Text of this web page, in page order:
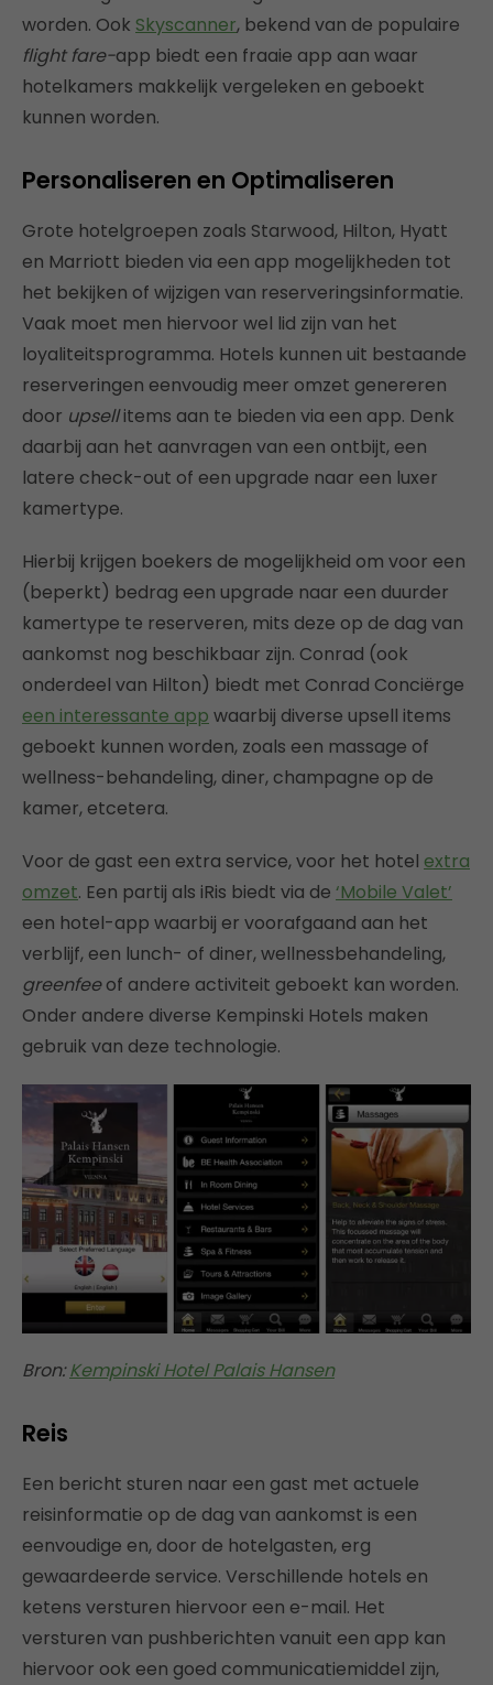
worden. Ook Skyscanner, bekend van de populaire
flight fare-app biedt een fraaie app aan waar
hotelkamers makkelijk vergeleken en geboekt
kunnen worden.
Personaliseren en Optimaliseren
Grote hotelgroepen zoals Starwood, Hilton, Hyatt
en Marriott bieden via een app mogelijkheden tot
het bekijken of wijzigen van reserveringsinformatie.
Vaak moet men hiervoor wel lid zijn van het
loyaliteitsprogramma. Hotels kunnen uit bestaande
reserveringen eenvoudig meer omzet genereren
door upsellitems aan te bieden via een app. Denk
daarbij aan het aanvragen van een ontbijt, een
latere check-out of een upgrade naar een luxer
kamertype.
Hierbij krijgen boekers de mogelijkheid om voor een
(beperkt) bedrag een upgrade naar een duurder
kamertype te reserveren, mits deze op de dag van
aankomst nog beschikbaar zijn. Conrad (ook
onderdeel van Hilton) biedt met Conrad Conciërge
een interessante app waarbij diverse upsell items
geboekt kunnen worden, zoals een massage of
wellness-behandeling, diner, champagne op de
kamer, etcetera.
Voor de gast een extra service, voor het hotel extra
omzet. Een partij als iRis biedt via de ‘Mobile Valet’
een hotel-app waarbij er voorafgaand aan het
verblijf, een lunch- of diner, wellnessbehandeling,
greenfeeof andere activiteit geboekt kan worden.
Onder andere diverse Kempinski Hotels maken
gebruik van deze technologie.
Bron:Kempinski Hotel Palais Hansen
Reis
Een bericht sturen naar een gast met actuele
reisinformatie op de dag van aankomst is een
eenvoudige en, door de hotelgasten, erg
gewaardeerde service. Verschillende hotels en
ketens versturen hiervoor een e-mail. Het
versturen van pushberichten vanuit een app kan
hiervoor ook een goed communicatiemiddel zijn,